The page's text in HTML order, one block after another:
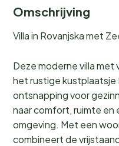
Omschrijving
Villa in Rovanjska met
Deze moderne villa met
het rustige
ontsnapping voor
naar comfort, ruimte en
omgeving. Met een
combineert de